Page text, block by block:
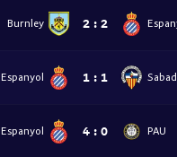
Burnley 2 : 2
Espanyol 1 : 1
Espanyol 4 : 0 PAU